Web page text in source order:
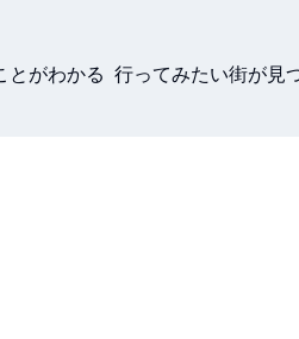
とがわかる 行ってみたい街が見